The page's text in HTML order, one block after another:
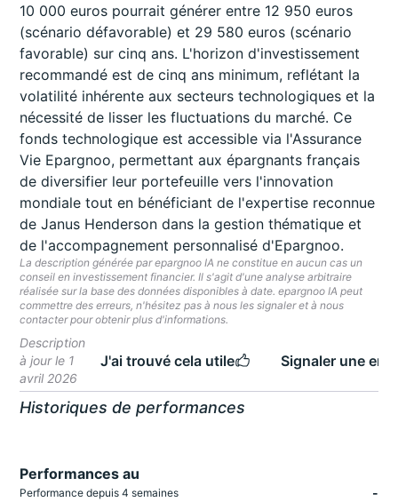
10 000 euros pourrait générer entre 12 950 euros
(scénario défavorable) et 29 580 euros (scénario
favorable) sur cinq ans. L'horizon d'investissement
recommandé est de cinq ans minimum, reflétant la
volatilité inhérente aux secteurs technologiques et la
nécessité de lisser les fluctuations du marché. Ce
fonds technologique est accessible via l'Assurance
Vie Epargnoo, permettant aux épargnants français
de diversifier leur portefeuille vers l'innovation
mondiale tout en bénéficiant de l'expertise reconnue
de Janus Henderson dans la gestion thématique et
de l'accompagnement personnalisé d'Epargnoo.
La description générée par epargnoo IA ne constitue en aucun cas un
conseil en investissement financier. Il s'agit d'une analyse arbitraire
réalisée sur la base des données disponibles à date. epargnoo IA peut
commettre des erreurs, n'hésitez pas à nous les signaler et à nous
contacter pour obtenir plus d'informations.
Description
à jour le 1
avril 2026
J'ai trouvé cela utile Signaler une
Historiques de performances
Performances au
Performance depuis 4 semaines -